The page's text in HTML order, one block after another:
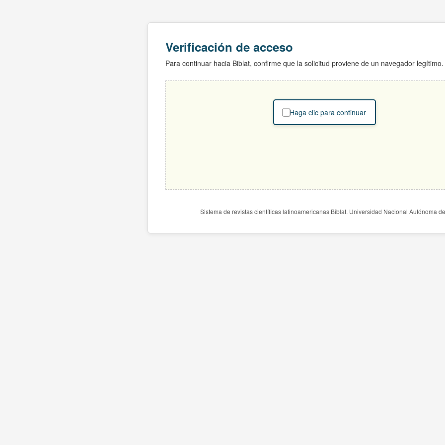
Verificación de acceso
Para continuar hacia Biblat, confirme que la solicitud proviene de un navegador legítimo.
Haga clic para continuar
Sistema de revistas científicas latinoamericanas Biblat. Universidad Nacional Autónoma